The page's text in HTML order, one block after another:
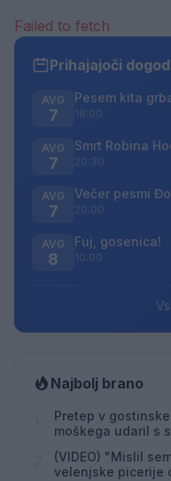
Failed to fetch
Prihajajoči
AVG
7
Pesem kita
18:00
AVG
7
Smrt Robina
20:30
AVG
7
Večer pesmi
20:00
AVG
8
Fuj, gosenica!
10:00
Najbolj brano
Pretep v
moškega udaril s
(VIDEO) "Mislil
velenjske picerije